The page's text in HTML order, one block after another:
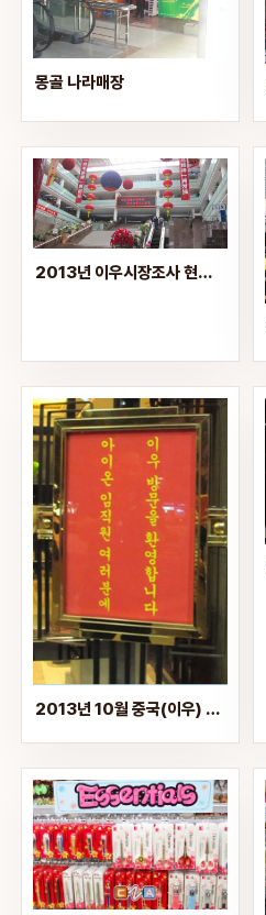
몽골 나라매장
2013년 이우시장조사 현장모습
2013년 10월 중국(이우) 해외연수2